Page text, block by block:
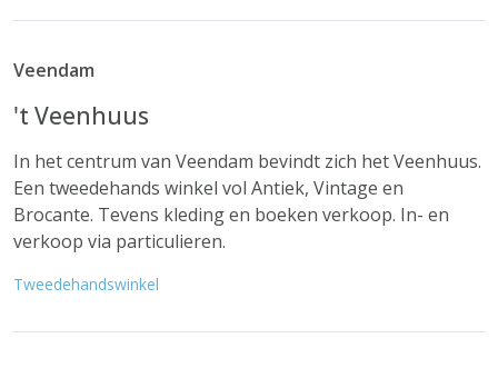
Veendam
't Veenhuus
In het centrum van Veendam bevindt zich het Veenhuus.
Een tweedehands winkel vol Antiek, Vintage en
Brocante. Tevens kleding en boeken verkoop. In- en
verkoop via particulieren.
Tweedehandswinkel